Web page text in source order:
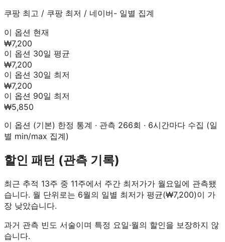
쿠팡 최고 / 쿠팡 최저 / 네이버- 일별 집계
이 옵션 현재
₩7,200
이 옵션 30일 평균
₩7,200
이 옵션 30일 최저
₩7,200
이 옵션 90일 최저
₩5,850
이 옵션 (기본) 한정 통계 · 관측 266회 · 6시간마다 수집 (일
별 min/max 집계)
할인 패턴 (관측 기록)
최근 추적 13주 중 11주에서 주간 최저가가 월요일에 관측됐
습니다. 월 단위로는 6월의 일별 최저가 평균(₩7,200)이 가
장 낮았습니다.
과거 관측 빈도 서술이며 특정 요일·월의 할인을 보장하지 않
습니다.